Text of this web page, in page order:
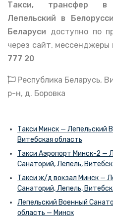
Такси, трансфер в
Лепельский в
Беларуси доступно по
через сайт, мессенджеры
777 20
Республика Беларусь,
р-н, д. Боровка
Такси Минск — Лепельский
Витебская область
Такси Аэропорт Минск-2 —
Санаторий, Лепель,
Такси ж/д вокзал Минск —
Санаторий, Лепель,
Лепельский Военный
область — Минск